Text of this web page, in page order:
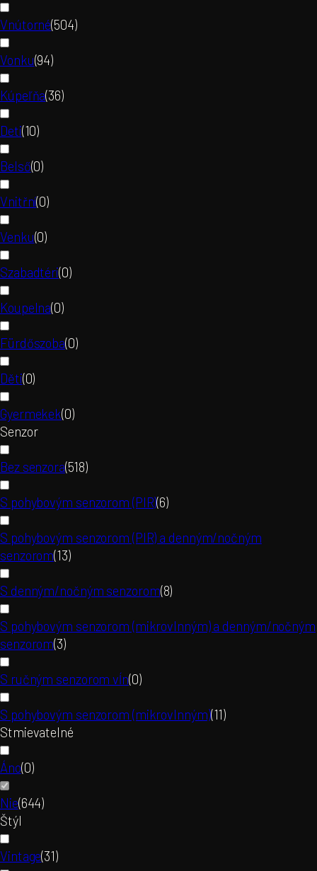
Vnútorné(504)
Vonku(94)
Kúpeľňa(36)
Deti(10)
Belső(0)
Vnitřní(0)
Venku(0)
Szabadtéri(0)
Koupelna(0)
Fürdőszoba(0)
Děti(0)
Gyermekek(0)
Senzor
Bez senzora(518)
S pohybovým senzorom (PIR)(6)
S pohybovým senzorom (PIR) a denným/nočným
senzorom(13)
S denným/nočným senzorom(8)
S pohybovým senzorom (mikrovlnným) a denným/nočným
senzorom(3)
S ručným senzorom vĺn(0)
S pohybovým senzorom (mikrovlnným)(11)
Stmievatelné
Áno(0)
Nie(644)
Štýl
Vintage(31)